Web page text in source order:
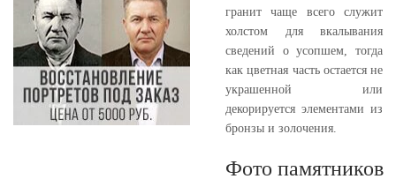
гранит чаще всего служит
холстом для вкалывания
сведений о усопшем, тогда
как цветная часть остается не
украшенной или
декорируется элементами из
бронзы и золочения.
Фото памятников